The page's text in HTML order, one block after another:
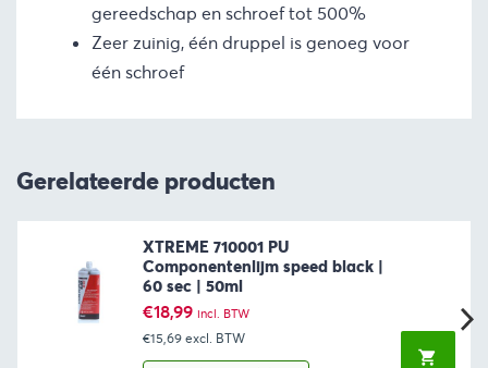
gereedschap en schroef tot 500%
Zeer zuinig, één druppel is genoeg voor
één schroef
Gerelateerde producten
XTREME 710001 PU
Componentenlijm speed black |
60 sec | 50ml
€18,99 incl. BTW
€15,69 excl. BTW